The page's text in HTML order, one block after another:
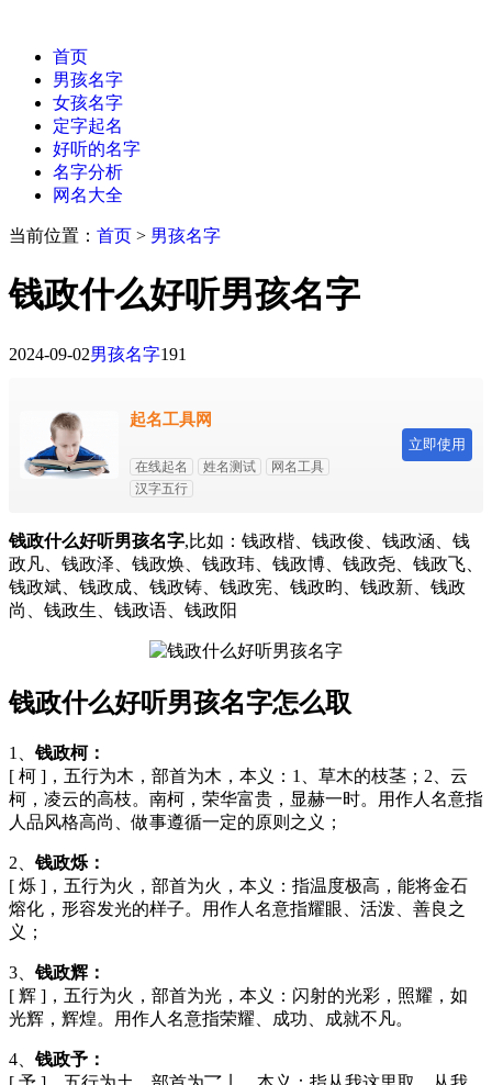
首页
男孩名字
女孩名字
定字起名
好听的名字
名字分析
网名大全
当前位置： 首页 > 男孩名字
钱政什么好听男孩名字
2024-09-02男孩名字191
起名工具网
在线起名 姓名测试
网名工具
汉字五行
立即使用
钱政什么好听男孩名字,比如：钱政楷、钱政俊、钱政涵、钱
政凡、钱政泽、钱政焕、钱政玮、钱政博、钱政尧、钱政飞、
钱政斌、钱政成、钱政铸、钱政宪、钱政昀、钱政新、钱政
尚、钱政生、钱政语、钱政阳
钱政什么好听男孩名字怎么取
1、钱政柯：
[ 柯 ]，五行为木，部首为木，本义：1、草木的枝茎；2、云
柯，凌云的高枝。南柯，荣华富贵，显赫一时。用作人名意指
人品风格高尚、做事遵循一定的原则之义；
2、钱政烁：
[ 烁 ]，五行为火，部首为火，本义：指温度极高，能将金石
熔化，形容发光的样子。用作人名意指耀眼、活泼、善良之
义；
3、钱政辉：
[ 辉 ]，五行为火，部首为光，本义：闪射的光彩，照耀，如
光辉，辉煌。用作人名意指荣耀、成功、成就不凡。
4、钱政予：